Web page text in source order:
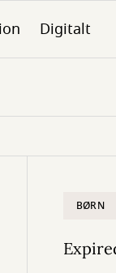
Digitalt
BØRN